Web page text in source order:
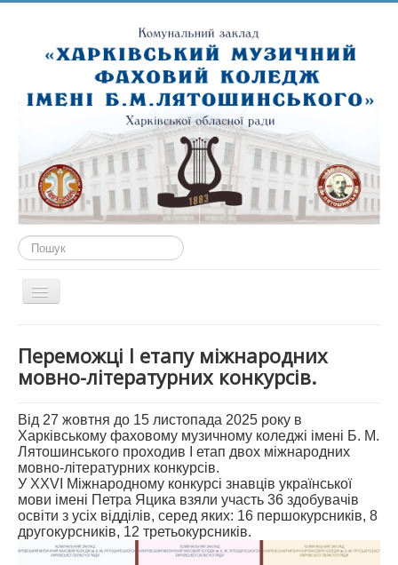
Пошук...
Перемикач
ПРО НАС
АБІТУРІЄНТУ
СТУДЕНТУ
КАБІНЕТ МЕТОДИСТА
НАВЧАЛЬНО-ВИХОВНА РОБОТА
МИСТЕЦЬКІ ПРОЄКТИ
Переможці І етапу міжнародних
мовно-літературних конкурсів.
Від 27 жовтня до 15 листопада 2025 року в
Харківському фаховому музичному коледжі імені Б. М.
Лятошинського проходив І етап двох міжнародних
мовно-літературних конкурсів.
У ХХVІ Міжнародному конкурсі знавців української
мови імені Петра Яцика взяли участь 36 здобувачів
освіти з усіх відділів, серед яких: 16 першокурсників, 8
другокурсників, 12 третьокурсників.